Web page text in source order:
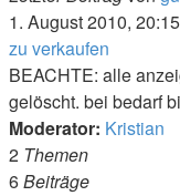
1. August 2010, 20:15
zu verkaufen
BEACHTE: alle
gelöscht. bei bedarf
Moderator: Kristian
2 Themen
6Beiträge